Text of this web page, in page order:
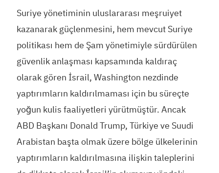
Suriye yönetiminin uluslararası meşruiyet
kazanarak güçlenmesini, hem mevcut Suriye
politikası hem de Şam yönetimiyle sürdürülen
güvenlik anlaşması kapsamında kaldıraç
olarak gören İsrail, Washington nezdinde
yaptırımların kaldırılmaması için bu süreçte
yoğun kulis faaliyetleri yürütmüştür. Ancak
ABD Başkanı Donald Trump, Türkiye ve Suudi
Arabistan başta olmak üzere bölge ülkelerinin
yaptırımların kaldırılmasına ilişkin taleplerini